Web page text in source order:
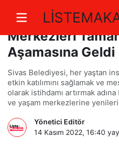
Şeyh Şamil ve
Merkezleri
Aşamasına Geldi
Sivas Belediyesi, her yaştan
etkin katılımını sağlamak ve
olarak istihdamı artırmak
ve yaşam merkezlerine
Yönetici Editör
14 Kasım 2022, 16:40